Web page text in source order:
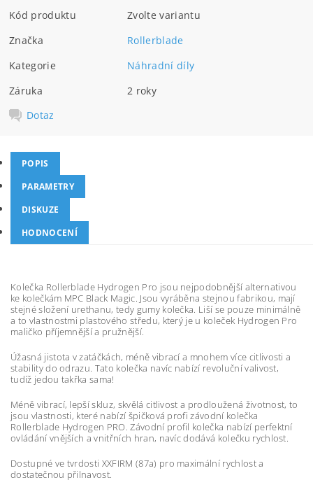
Kód produktu
Zvolte variantu
Značka
Rollerblade
Kategorie
Náhradní díly
Záruka
2 roky
Dotaz
POPIS
PARAMETRY
DISKUZE
HODNOCENÍ
Kolečka Rollerblade Hydrogen Pro jsou nejpodobnější alternativou
ke kolečkám MPC Black Magic. Jsou vyráběna stejnou fabrikou, mají
stejné složení urethanu, tedy gumy kolečka. Liší se pouze minimálně
a to vlastnostmi plastového středu, který je u koleček Hydrogen Pro
maličko příjemnější a pružnější.
Úžasná jistota v zatáčkách, méně vibrací a mnohem více citlivosti a
stability do odrazu. Tato kolečka navíc nabízí revoluční valivost,
tudíž jedou takřka sama!
Méně vibrací, lepší skluz, skvělá citlivost a prodloužená životnost, to
jsou vlastnosti, které nabízí špičková profi závodní kolečka
Rollerblade Hydrogen PRO. Závodní profil kolečka nabízí perfektní
ovládání vnějších a vnitřních hran, navíc dodává kolečku rychlost.
Dostupné ve tvrdosti XXFIRM (87a) pro maximální rychlost a
dostatečnou přilnavost.